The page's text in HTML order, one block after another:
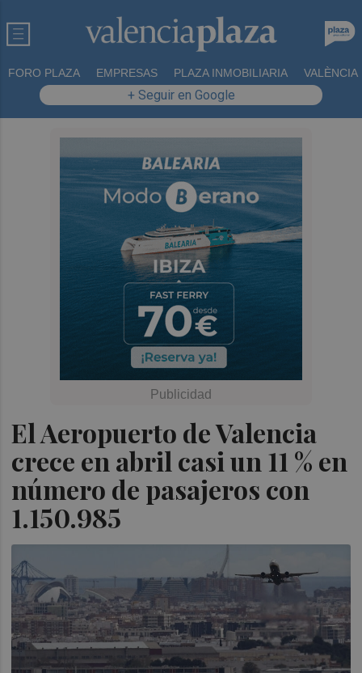
FORO PLAZA EMPRESAS PLAZA INMOBILIARIA VALÈNCIA
+ Seguir en Google
El Aeropuerto de Valencia
crece en abril casi un 11 % en
número de pasajeros con
1.150.985